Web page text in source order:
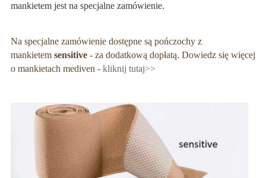
mankietem jest na specjalne zamówienie.
Na specjalne zamówienie dostępne są pończochy z
mankietem sensitive - za dodatkową dopłatą. Dowiedz się więcej
o mankietach mediven - kliknij tutaj>>